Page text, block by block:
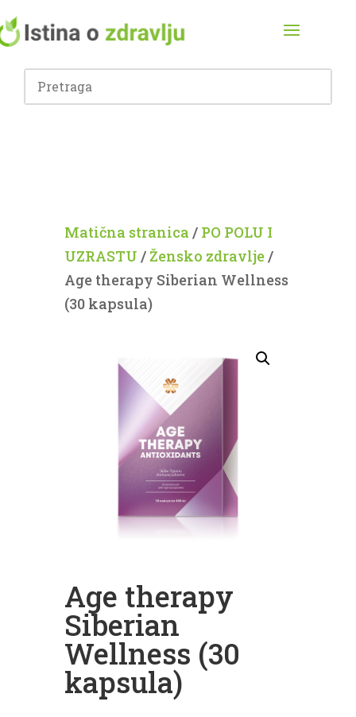
Matična stranica / PO POLU I
UZRASTU /Žensko zdravlje/
Age therapy Siberian Wellness
(30 kapsula)
Age therapy
Siberian
Wellness (30
kapsula)